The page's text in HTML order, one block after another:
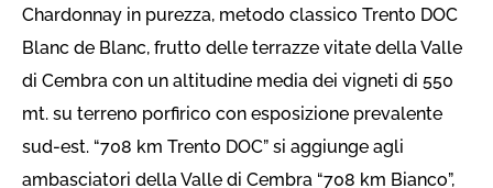
Chardonnay in purezza, metodo classico Trento DOC
Blanc de Blanc, frutto delle terrazze vitate della Valle
di Cembra con un altitudine media dei vigneti di 550
mt. su terreno porfirico con esposizione prevalente
sud-est. “708 km Trento DOC” si aggiunge agli
ambasciatori della Valle di Cembra “708 km Bianco”,